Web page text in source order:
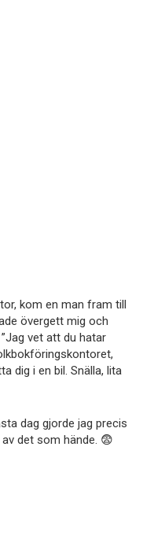
kom en man fram till
övergett mig och
vet att du hatar
dig i en bil. Snälla, lita
dag gjorde jag precis
det som hände. 😨